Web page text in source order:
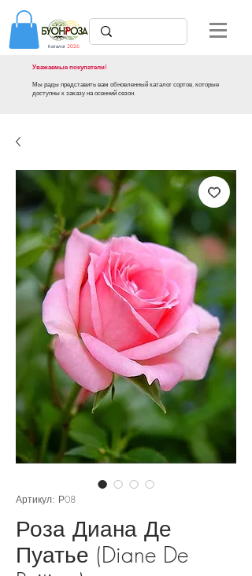
Уважаемые покупатели!
Мы рады представить вам обновленный каталог сортов, которые
доступны к заказу на осенний сезон.
Каталог 2026
Артикул: Р08
Роза Диана Де
Пуатье (Diane De